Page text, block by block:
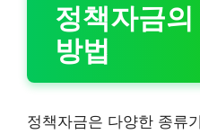
정책자금
방법
정책자금은 다양한 종류